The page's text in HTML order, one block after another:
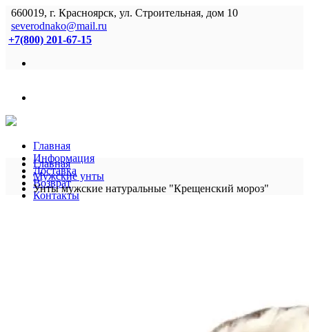
660019, г. Красноярск, ул. Строительная, дом 10
severodnako@mail.ru
+7(800) 201-67-15
Главная
Информация
Доставка
Возврат
Контакты
Главная
Мужские унты
Унты мужские натуральные "Крещенский мороз"